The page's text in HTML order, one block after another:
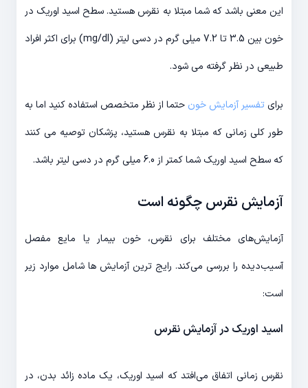
این معنی باشد که شما مبتلا به نقرس هستید. سطح اسید اوریک در
خون بین 3.5 تا 7.2 میلی گرم در دسی لیتر (mg/dl) برای اکثر افراد
طبیعی در نظر گرفته می شود.
برایتفسیر آزمایش خون حتما از نظر متخصص استفاده کنید اما به
طور کلی زمانی که مبتلا به نقرس هستید، پزشکان توصیه می کنند
که سطح اسید اوریک شما کمتر از 6.0 میلی گرم در دسی لیتر باشد.
آزمایش نقرس چگونه است
آزمایش‌های مختلف برای نقرس، خون بیمار یا مایع مفصل
آسیب‌دیده را بررسی می‌کند. رایج ترین آزمایش ها شامل موارد زیر
است:
اسید اوریک در آزمایش نقرس
نقرس زمانی اتفاق می‌افتد که اسید اوریک، یک ماده زائد بدن، در